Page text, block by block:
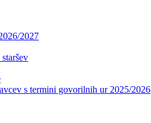
2027
s termini govorilnih ur 2025/2026